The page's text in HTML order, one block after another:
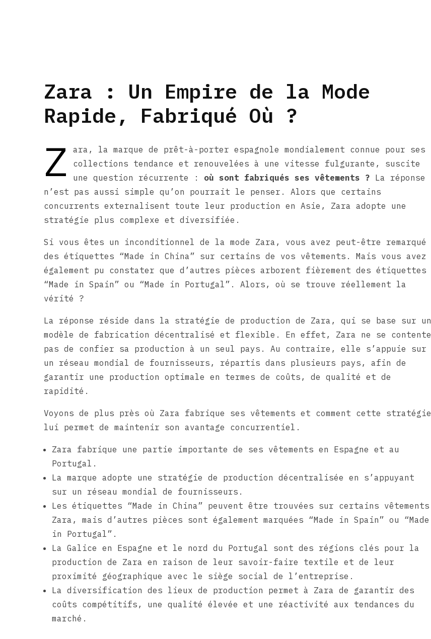
Zara : Un Empire de la Mode
Rapide, Fabriqué Où ?
Z
ara, la marque de prêt-à-porter espagnole mondialement connue pour ses
collections tendance et renouvelées à une vitesse fulgurante, suscite
une question récurrente : où sont fabriqués ses vêtements ? La réponse
n’est pas aussi simple qu’on pourrait le penser. Alors que certains
concurrents externalisent toute leur production en Asie, Zara adopte une
stratégie plus complexe et diversifiée.
Si vous êtes un inconditionnel de la mode Zara, vous avez peut-être remarqué
des étiquettes “Made in China” sur certains de vos vêtements. Mais vous avez
également pu constater que d’autres pièces arborent fièrement des étiquettes
“Made in Spain” ou “Made in Portugal”. Alors, où se trouve réellement la
vérité ?
La réponse réside dans la stratégie de production de Zara, qui se base sur un
modèle de fabrication décentralisé et flexible. En effet, Zara ne se contente
pas de confier sa production à un seul pays. Au contraire, elle s’appuie sur
un réseau mondial de fournisseurs, répartis dans plusieurs pays, afin de
garantir une production optimale en termes de coûts, de qualité et de
rapidité.
Voyons de plus près où Zara fabrique ses vêtements et comment cette stratégie
lui permet de maintenir son avantage concurrentiel.
Zara fabrique une partie importante de ses vêtements en Espagne et au
Portugal.
La marque adopte une stratégie de production décentralisée en s’appuyant
sur un réseau mondial de fournisseurs.
Les étiquettes “Made in China” peuvent être trouvées sur certains vêtements
Zara, mais d’autres pièces sont également marquées “Made in Spain” ou “Made
in Portugal”.
La Galice en Espagne et le nord du Portugal sont des régions clés pour la
production de Zara en raison de leur savoir-faire textile et de leur
proximité géographique avec le siège social de l’entreprise.
La diversification des lieux de production permet à Zara de garantir des
coûts compétitifs, une qualité élevée et une réactivité aux tendances du
marché.